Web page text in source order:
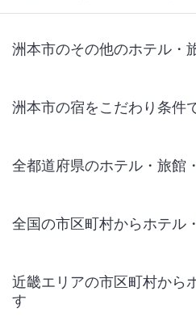
洲本市のその他のホテル・
洲本市の宿をこだわり条件
全都道府県のホテル・旅館
全国の市区町村からホテル
近畿エリアの市区町村から
す